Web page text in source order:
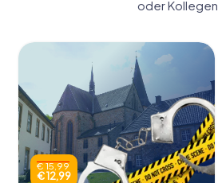
oder Kollegen.
€ 15,99
€ 12,99